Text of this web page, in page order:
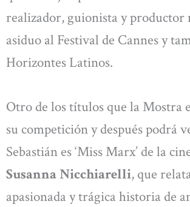
realizador, guionista y productor
asiduo al Festival de Cannes y
Horizontes Latinos.
Otro de los títulos que la Mostra
su competición y después podrá
Sebastián es ‘Miss Marx’ de la
Susanna Nicchiarelli, que
apasionada y trágica historia de